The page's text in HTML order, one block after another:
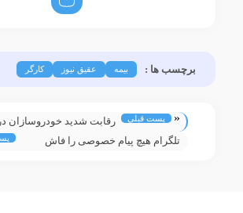
برچسب ها : بیمه عقیق نیوز کارگر
« پست قبلی
رقابت شدید خودروسازان در
جهان
تلگرام هیچ پیام خصوصی را فاش